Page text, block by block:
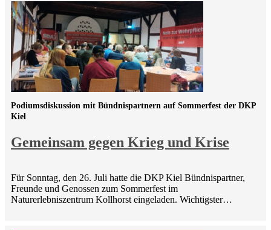
Gemeinsam gegen Krieg und Krise
Podiumsdiskussion mit Bündnispartnern auf Sommerfest der DKP
Kiel
Für Sonntag, den 26. Juli hatte die DKP Kiel Bündnispartner,
Freunde und Genossen zum Sommerfest im
Naturerlebniszentrum Kollhorst eingeladen. Wichtigster…